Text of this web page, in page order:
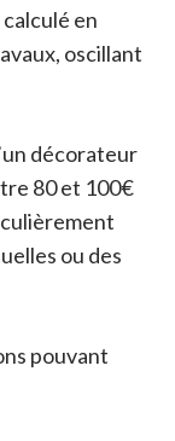
en
oscillant
décorateur
80 et 100€
ou des
pouvant